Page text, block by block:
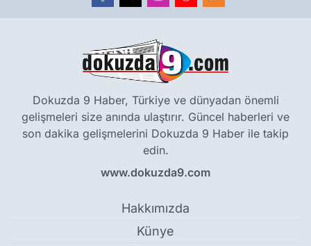
Dokuzda 9 Haber, Türkiye ve dünyadan önemli
gelişmeleri size anında ulaştırır. Güncel haberleri ve
son dakika gelişmelerini Dokuzda 9 Haber ile takip
edin.
www.dokuzda9.com
Hakkımızda
Künye